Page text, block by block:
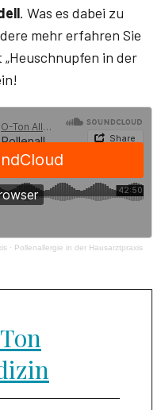
. Was es dabei zu
mehr erfahren Sie
in der
· Pollenallergie in der Hausarztpraxis